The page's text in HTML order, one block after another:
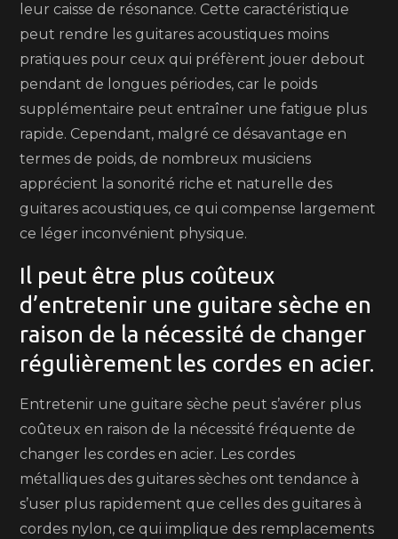
leur caisse de résonance. Cette caractéristique
peut rendre les guitares acoustiques moins
pratiques pour ceux qui préfèrent jouer debout
pendant de longues périodes, car le poids
supplémentaire peut entraîner une fatigue plus
rapide. Cependant, malgré ce désavantage en
termes de poids, de nombreux musiciens
apprécient la sonorité riche et naturelle des
guitares acoustiques, ce qui compense largement
ce léger inconvénient physique.
Il peut être plus coûteux
d’entretenir une guitare sèche en
raison de la nécessité de changer
régulièrement les cordes en acier.
Entretenir une guitare sèche peut s’avérer plus
coûteux en raison de la nécessité fréquente de
changer les cordes en acier. Les cordes
métalliques des guitares sèches ont tendance à
s’user plus rapidement que celles des guitares à
cordes nylon, ce qui implique des remplacements